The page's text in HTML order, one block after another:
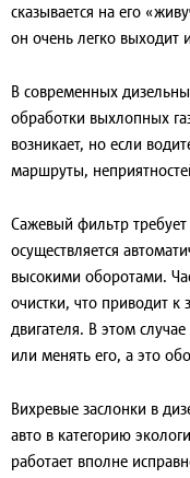
сказывается на его
он очень легко выходит
В современных
обработки выхлопных
возникает, но если
маршруты,
Сажевый фильтр требует
осуществляется
высокими оборотами.
очистки, что приводит
двигателя. В этом
или менять его, а это
Вихревые заслонки в
авто в категорию
работает вполне